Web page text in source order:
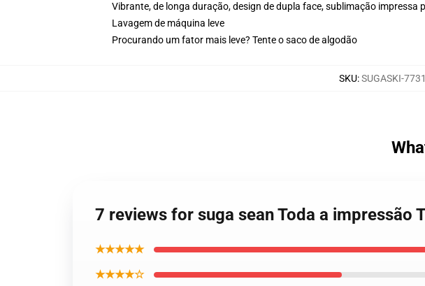
Vibrante, de longa duração, design de dupla face, sublimação impressa
Lavagem de máquina leve
Procurando um fator mais leve? Tente o saco de algodão
SKU:SUGASKI-
7 reviews for suga sean Toda a impressão
★★★★★
★★★★☆